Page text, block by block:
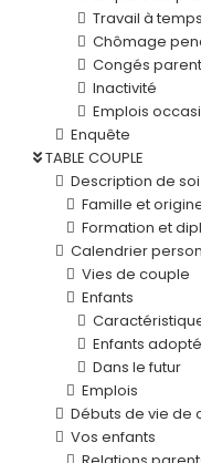
Travail à
Chômage
Congés
Inactivité
Emplois
Enquête
TABLE COUPLE
Description de soi
Famille et
Formation et
Calendrier
Vies de couple
Enfants
Enfants
Dans le futur
Emplois
Débuts de vie de
Vos enfants